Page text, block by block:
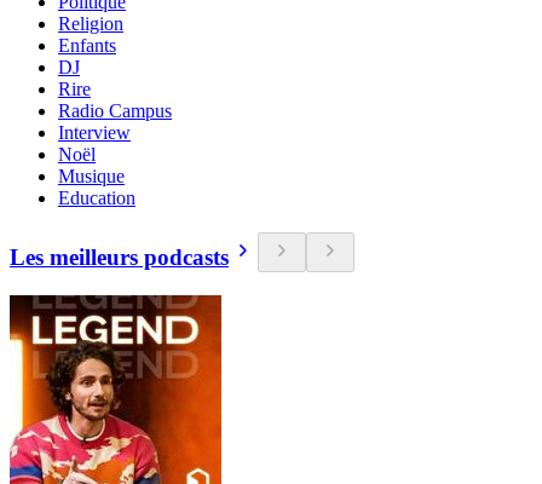
Religion
Enfants
DJ
Rire
Radio Campus
Interview
Noël
Musique
Education
Les meilleurs podcasts